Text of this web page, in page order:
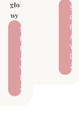
gło
wy
S
P
R
A
W
D
Ź
S
P
R
A
W
D
Ź